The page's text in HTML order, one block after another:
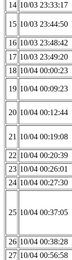
14 10/03 23:33:17
15 10/03 23:44:50
16 10/03 23:48:42
17 10/03 23:49:20
18 10/04 00:00:23
19 10/04 00:09:23
20 10/04 00:12:44
21 10/04 00:19:08
22 10/04 00:20:39
23 10/04 00:26:01
24 10/04 00:27:30
25 10/04 00:37:05
26 10/04 00:38:28
27 10/04 00:56:58